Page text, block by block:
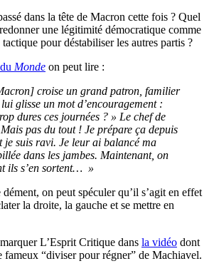
dans la tête de Macron cette fois ? Quel
une légitimité démocratique comme
pour déstabiliser les autres partis ?
Monde on peut lire :
croise un grand patron, familier
glisse un mot d’encouragement :
dures ces journées ? » Le chef de
pas du tout ! Je prépare ça depuis
je suis ravi. Je leur ai balancé ma
dans les jambes. Maintenant, on
ils s’en sortent… »
on peut spéculer qu’il s’agit en effet
la droite, la gauche et se mettre en
L’Esprit Critique dans la vidéo dont
fameux “diviser pour régner” de Machiavel.